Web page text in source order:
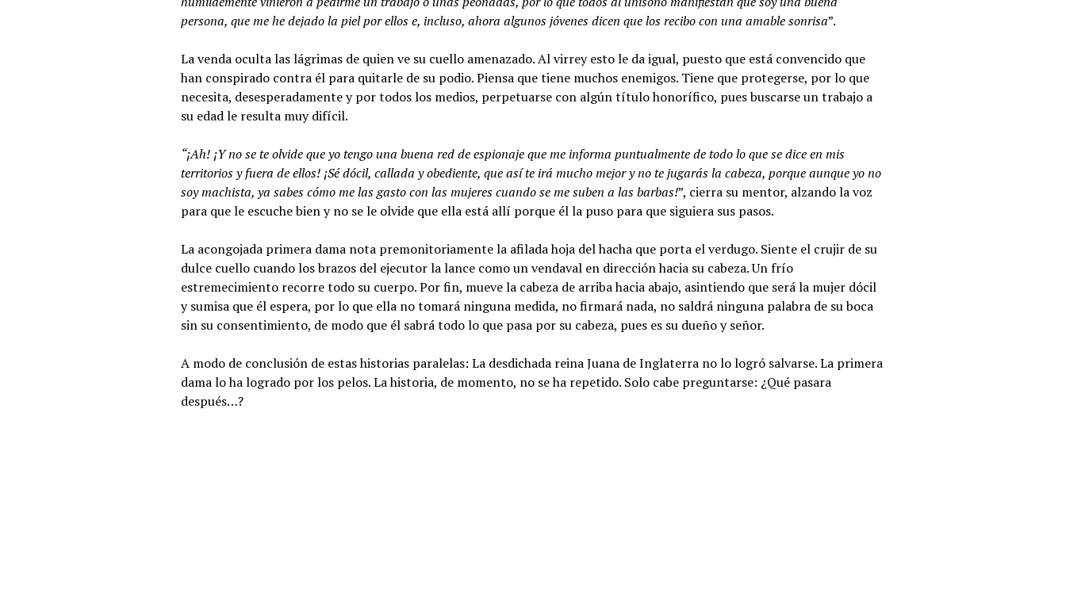
persona, que me he dejado la piel por ellos e, incluso, ahora algunos jóvenes dicen que los recibo con una amable sonrisa”.
La venda oculta las lágrimas de quien ve su cuello amenazado. Al virrey esto le da igual, puesto que está convencido que
han conspirado contra él para quitarle de su podio. Piensa que tiene muchos enemigos. Tiene que protegerse, por lo que
necesita, desesperadamente y por todos los medios, perpetuarse con algún título honorífico, pues buscarse un trabajo a
su edad le resulta muy difícil.
“¡Ah! ¡Y no se te olvide que yo tengo una buena red de espionaje que me informa puntualmente de todo lo que se dice en mis
territorios y fuera de ellos! ¡Sé dócil, callada y obediente, que así te irá mucho mejor y no te jugarás la cabeza, porque aunque yo no
soy machista, ya sabes cómo me las gasto con las mujeres cuando se me suben a las barbas!”, cierra su mentor, alzando la voz
para que le escuche bien y no se le olvide que ella está allí porque él la puso para que siguiera sus pasos.
La acongojada primera dama nota premonitoriamente la afilada hoja del hacha que porta el verdugo. Siente el crujir de su
dulce cuello cuando los brazos del ejecutor la lance como un vendaval en dirección hacia su cabeza. Un frío
estremecimiento recorre todo su cuerpo. Por fin, mueve la cabeza de arriba hacia abajo, asintiendo que será la mujer dócil
y sumisa que él espera, por lo que ella no tomará ninguna medida, no firmará nada, no saldrá ninguna palabra de su boca
sin su consentimiento, de modo que él sabrá todo lo que pasa por su cabeza, pues es su dueño y señor.
A modo de conclusión de estas historias paralelas: La desdichada reina Juana de Inglaterra no lo logró salvarse. La primera
dama lo ha logrado por los pelos. La historia, de momento, no se ha repetido. Solo cabe preguntarse: ¿Qué pasara
después…?